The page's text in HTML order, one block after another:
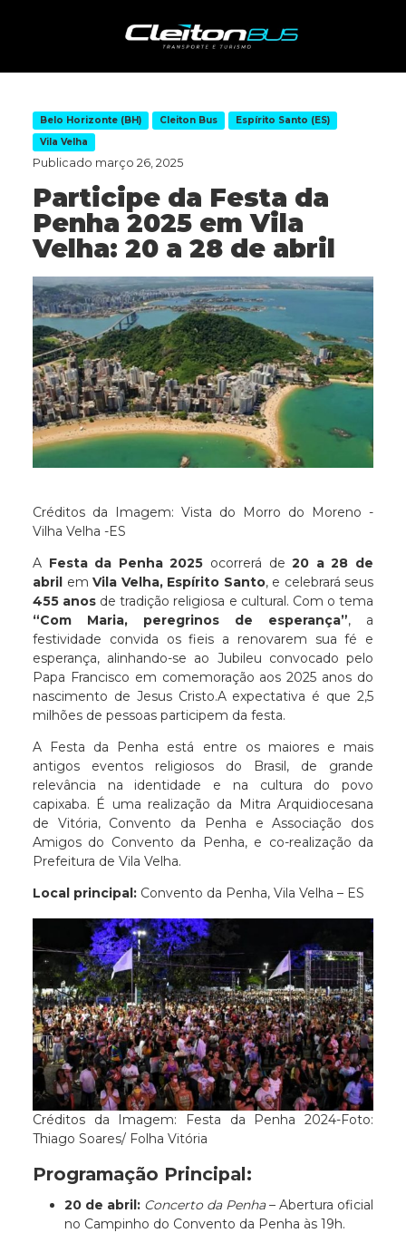
Belo Horizonte (BH) Cleiton Bus
Espírito Santo (ES)
Vila Velha
Publicado março 26, 2025
Participe da Festa da
Penha 2025 em Vila
Velha: 20 a 28 de abril
Créditos da Imagem: Vista do Morro do Moreno -
Vilha Velha -ES
​A Festa da Penha 2025 ocorrerá de20 a 28 de
abril em Vila Velha, Espírito Santo, e celebrará seus
455 anos de tradição religiosa e cultural. Com o tema
“Com Maria, peregrinos de esperança”, a
festividade convida os fieis a renovarem sua fé e
esperança, alinhando-se ao Jubileu convocado pelo
Papa Francisco em comemoração aos 2025 anos do
nascimento de Jesus Cristo.​A expectativa é que 2,5
milhões de pessoas participem da festa.
A Festa da Penha está entre os maiores e mais
antigos eventos religiosos do Brasil, de grande
relevância na identidade e na cultura do povo
capixaba. É uma realização da Mitra Arquidiocesana
de Vitória, Convento da Penha e Associação dos
Amigos do Convento da Penha, e co-realização da
Prefeitura de Vila Velha.
Local principal: Convento da Penha, Vila Velha – ES
Créditos da Imagem: Festa da Penha 2024-Foto:
Thiago Soares/ Folha Vitória
Programação Principal:
20 de abril: Concerto da Penha– Abertura oficial
no Campinho do Convento da Penha às 19h.​